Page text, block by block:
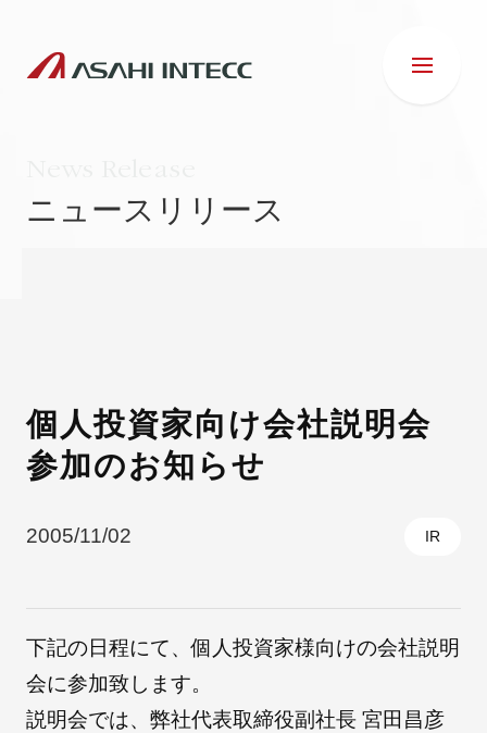
事業紹介
ESG
ニュースリリース
個人投資家向け会社説明会
参加のお知らせ
2005/11/02 IR
下記の日程にて、個人投資家様向けの会社説明
会に参加致します。
説明会では、弊社代表取締役副社長 宮田昌彦